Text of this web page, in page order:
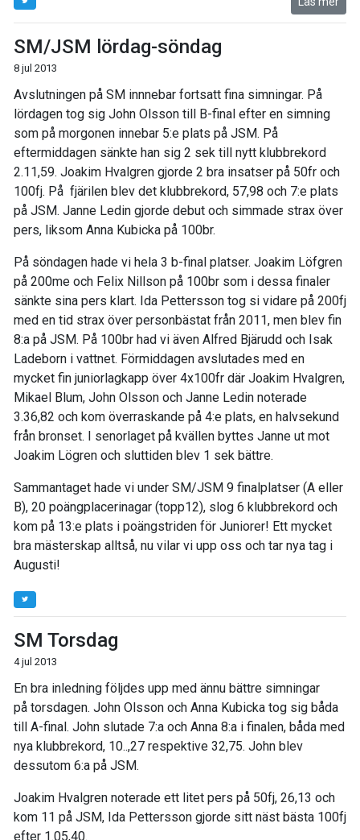
SM/JSM lördag-söndag
8 jul 2013
Avslutningen på SM innnebar fortsatt fina simningar. På
lördagen tog sig John Olsson till B-final efter en simning
som på morgonen innebar 5:e plats på JSM. På
eftermiddagen sänkte han sig 2 sek till nytt klubbrekord
2.11,59. Joakim Hvalgren gjorde 2 bra insatser på 50fr och
100fj. På fjärilen blev det klubbrekord, 57,98 och 7:e plats
på JSM. Janne Ledin gjorde debut och simmade strax över
pers, liksom Anna Kubicka på 100br.
På söndagen hade vi hela 3 b-final platser. Joakim Löfgren
på 200me och Felix Nillson på 100br som i dessa finaler
sänkte sina pers klart. Ida Pettersson tog si vidare på 200fj
med en tid strax över personbästat från 2011, men blev fin
8:a på JSM. På 100br had vi även Alfred Bjärudd och Isak
Ladeborn i vattnet. Förmiddagen avslutades med en
mycket fin juniorlagkapp över 4x100fr där Joakim Hvalgren,
Mikael Blum, John Olsson och Janne Ledin noterade
3.36,82 och kom överraskande på 4:e plats, en halvsekund
från bronset. I senorlaget på kvällen byttes Janne ut mot
Joakim Lögren och sluttiden blev 1 sek bättre.
Sammantaget hade vi under SM/JSM 9 finalplatser (A eller
B), 20 poängplacerinagar (topp12), slog 6 klubbrekord och
kom på 13:e plats i poängstriden för Juniorer! Ett mycket
bra mästerskap alltså, nu vilar vi upp oss och tar nya tag i
Augusti!
SM Torsdag
4 jul 2013
En bra inledning följdes upp med ännu bättre simningar
på torsdagen. John Olsson och Anna Kubicka tog sig båda
till A-final. John slutade 7:a och Anna 8:a i finalen, båda med
nya klubbrekord, 10..,27 respektive 32,75. John blev
dessutom 6:a på JSM.
Joakim Hvalgren noterade ett litet pers på 50fj, 26,13 och
kom 11 på JSM, Ida Pettersson gjorde sitt näst bästa 100fj
efter 1.05,40.